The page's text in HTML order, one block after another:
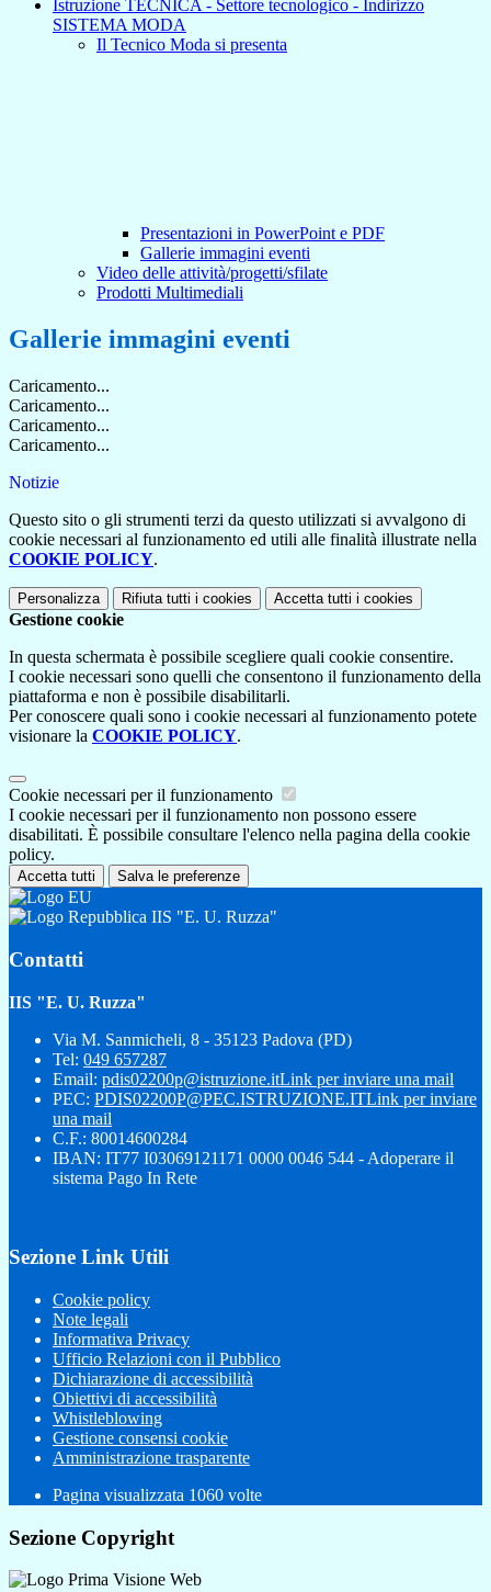
Istruzione TECNICA - Settore tecnologico - Indirizzo
SISTEMA MODA
Il Tecnico Moda si presenta
Presentazioni in PowerPoint e PDF
Gallerie immagini eventi
Video delle attività/progetti/sfilate
Prodotti Multimediali
Gallerie immagini eventi
Caricamento...
Caricamento...
Caricamento...
Caricamento...
Notizie
Questo sito o gli strumenti terzi da questo utilizzati si avvalgono di
cookie necessari al funzionamento ed utili alle finalità illustrate nella
COOKIE POLICY.
Personalizza Rifiuta tutti i cookies Accetta tutti i cookies
Gestione cookie
In questa schermata è possibile scegliere quali cookie consentire.
I cookie necessari sono quelli che consentono il funzionamento della
piattaforma e non è possibile disabilitarli.
Per conoscere quali sono i cookie necessari al funzionamento potete
visionare la COOKIE POLICY.
Cookie necessari per il funzionamento
I cookie necessari per il funzionamento non possono essere
disabilitati. È possibile consultare l'elenco nella pagina della cookie
policy.
Accetta tutti Salva le preferenze
IIS "E. U. Ruzza"
Contatti
IIS "E. U. Ruzza"
Via M. Sanmicheli, 8 - 35123 Padova (PD)
Tel: 049 657287
Email: pdis02200p@istruzione.itLink per inviare una mail
PEC: PDIS02200P@PEC.ISTRUZIONE.ITLink per inviare
una mail
C.F.: 80014600284
IBAN: IT77 I03069121171 0000 0046 544 - Adoperare il
sistema Pago In Rete
Sezione Link Utili
Cookie policy
Note legali
Informativa Privacy
Ufficio Relazioni con il Pubblico
Dichiarazione di accessibilità
Obiettivi di accessibilità
Whistleblowing
Gestione consensi cookie
Amministrazione trasparente
Pagina visualizzata 1060 volte
Sezione Copyright